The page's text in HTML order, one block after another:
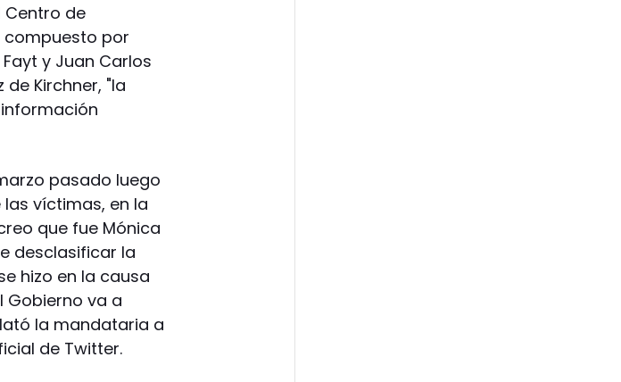
Centro de
compuesto por
y Juan Carlos
Kirchner, "la
pasado luego
víctimas, en la
que fue Mónica
desclasificar la
hizo en la causa
Gobierno va a
la mandataria a
de Twitter.